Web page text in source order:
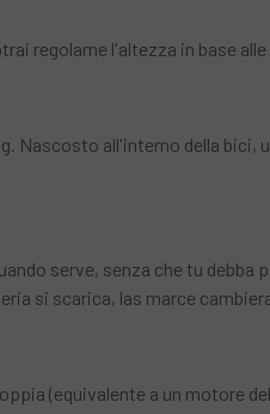
regolarne l'altezza in base alle
Nascosto all'interno della bici,
serve, senza che tu debba
si scarica, las marce
(equivalente a un motore